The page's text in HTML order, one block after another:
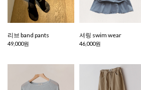
리브 band pants
49,000원
셔링 swim wear
46,000원